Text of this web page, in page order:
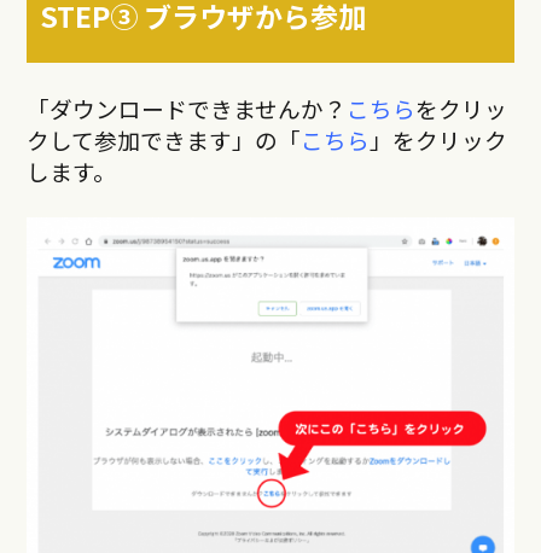
STEP③ ブラウザから参加
「ダウンロードできませんか？ こちらをクリッ
クして参加できます」 の「こちら 」をクリック
します。